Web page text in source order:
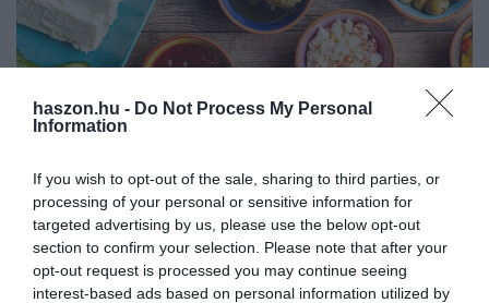
haszon.hu - Do Not Process My Personal
Information
If you wish to opt-out of the sale, sharing to third parties, or
processing of your personal or sensitive information for
targeted advertising by us, please use the below opt-out
section to confirm your selection. Please note that after your
opt-out request is processed you may continue seeing
interest-based ads based on personal information utilized by
TUDÁS
Ez a hét nasi a fogyásban is segíthet
A fogyás egyik kulcsa a testmozgás, a másik pedig a megfelelő